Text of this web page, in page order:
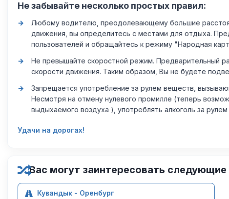
Не забывайте несколько простых правил:
Любому водителю, преодолевающему большие
движения, вы определитесь с местами для отдыха.
пользователей и обращайтесь к режиму "Народная
Не превышайте скоростной режим. Предварительный
скорости движения. Таким образом, Вы не будете
Запрещается употребление за рулем веществ,
Несмотря на отмену нулевого промилле (теперь
выдыхаемого воздуха ), употреблять алкоголь за
Удачи на дорогах!
Вас могут заинтересовать
Кувандык - Оренбург